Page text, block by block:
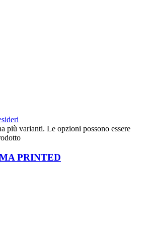
più varianti. Le opzioni possono essere
PRINTED